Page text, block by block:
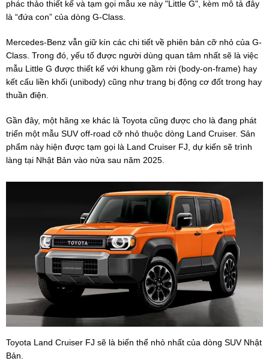
phác thảo thiết kế và tạm gọi mẫu xe này "Little G", kèm mô tả đây
là “đứa con” của dòng G-Class.
Mercedes-Benz vẫn giữ kín các chi tiết về phiên bản cỡ nhỏ của G-
Class. Trong đó, yếu tố được người dùng quan tâm nhất sẽ là việc
mẫu Little G được thiết kế với khung gầm rời (body-on-frame) hay
kết cấu liền khối (unibody) cũng như trang bị động cơ đốt trong hay
thuần điện.
Gần đây, một hãng xe khác là Toyota cũng được cho là đang phát
triển một mẫu SUV off-road cỡ nhỏ thuộc dòng Land Cruiser. Sản
phẩm này hiện được tạm gọi là Land Cruiser FJ, dự kiến sẽ trình
làng tại Nhật Bản vào nửa sau năm 2025.
Toyota Land Cruiser FJ sẽ là biến thể nhỏ nhất của dòng SUV Nhật
Bản.